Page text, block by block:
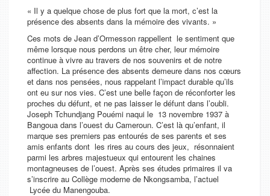
« Il y a quelque chose de plus fort que la mort, c’est la
présence des absents dans la mémoire des vivants. »
Ces mots de Jean d’Ormesson rappellent le sentiment que
même lorsque nous perdons un être cher, leur mémoire
continue à vivre au travers de nos souvenirs et de notre
affection. La présence des absents demeure dans nos cœurs
et dans nos pensées, nous rappelant l’impact durable qu’ils
ont eu sur nos vies. C’est une belle façon de réconforter les
proches du défunt, et ne pas laisser le défunt dans l’oubli.
Joseph Tchundjang Pouémi naqui le 13 novembre 1937 à
Bangoua dans l’ouest du Cameroun. C’est là qu’enfant, il
marque ses premiers pas entourés de ses parents et ses
amis enfants dont les rires au cours des jeux, résonnaient
parmi les arbres majestueux qui entourent les chaines
montagneuses de l’ouest. Après ses études primaires il va
s’inscrire au Collège moderne de Nkongsamba, l’actuel
Lycée du Manengouba.